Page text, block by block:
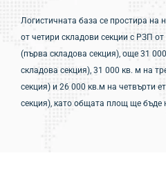
Логистичната база се простира на
от четири складови секции с РЗП
(първа складова секция), още 31
складова секция), 31 000 кв. м на
секция) и 26 000 кв.м на четвърти
секция), като общата площ ще бъде